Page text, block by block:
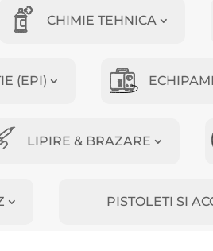
CHIMIE TEHNICA
(EPI)
LIPIRE & BRAZARE
PISTOLETI SI